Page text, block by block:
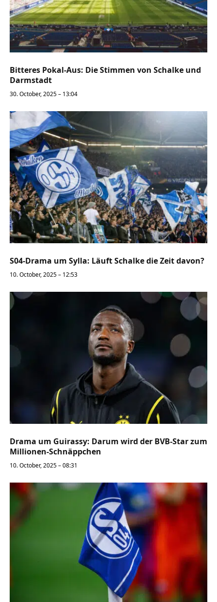
Bitteres Pokal-Aus: Die Stimmen von Schalke und
Darmstadt
30. October, 2025 – 13:04
S04-Drama um Sylla: Läuft Schalke die Zeit davon?
10. October, 2025 – 12:53
Drama um Guirassy: Darum wird der BVB-Star zum
Millionen-Schnäppchen
10. October, 2025 – 08:31